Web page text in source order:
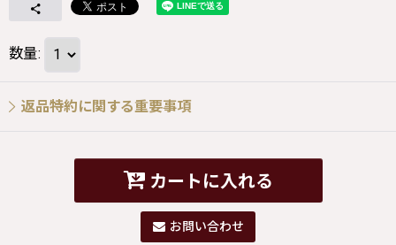
数量:
返品特約に関する重要事項
カートに入れる
お問い合わせ